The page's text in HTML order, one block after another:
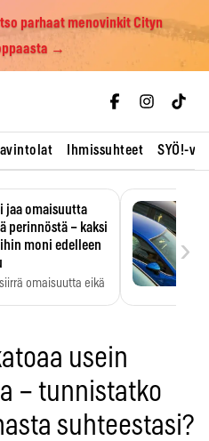
parhaat menovinkit Cityn
→
Ihmissuhteet SYÖ!-
jaa omaisuutta
perinnöstä – kaksi
moni edelleen
omaisuutta eikä
›
usein
– tunnistatko
suhteestasi?